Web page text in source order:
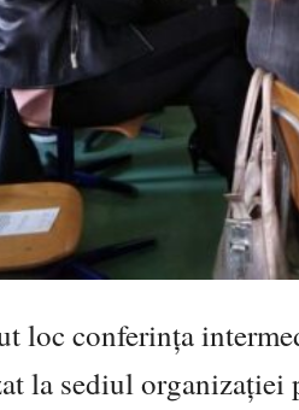
loc conferința
la sediul